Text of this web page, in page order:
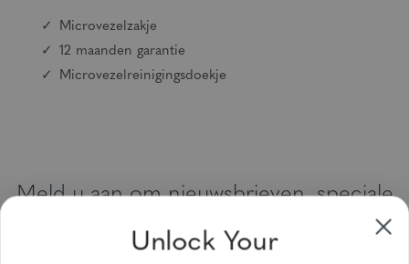
Microvezelzakje
12 maanden garantie
Microvezelreinigingsdoekje
Meld u aan om nieuwsbrieven, speciale
aanbiedingen en kortingsbonnen te
ontvangen
Unlock Your